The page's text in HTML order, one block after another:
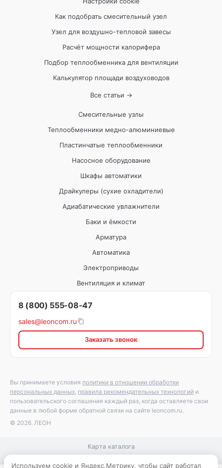
Как подобрать смесительный узел
Узел для воздушно-тепловой завесы
Расчёт мощности калорифера
Подбор теплообменника для вентиляции
Калькулятор площади воздуховодов
Все статьи →
Смесительные узлы
Теплообменники медно-алюминиевые
Пластинчатые теплообменники
Насосное оборудование
Шкафы автоматики
Драйкулеры (сухие охладители)
Адиабатические увлажнители
Баки и ёмкости
Арматура
Автоматика
Электроприводы
Вентиляция и климат
8 (800) 555-08-47
sales@leoncom.ru
Заказать звонок
Вы принимаете условия политики в отношении обработки
персональных данных правила рекомендательных технологий и
пользовательского соглашения каждый раз, когда оставляете свои
данные в любой форме обратной связи на сайте leoncom.ru.
© 2026. ЛЕОН
Используем cookie и Яндекс.Метрику, чтобы сайт работал
Карта каталога